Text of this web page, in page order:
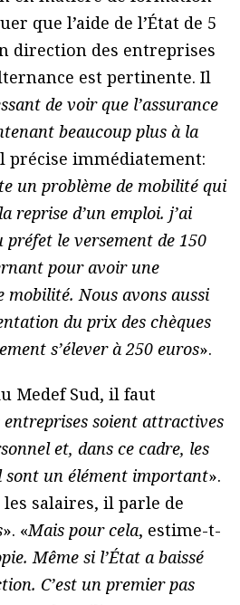
que l’aide de l’État de 5
direction des entreprises
est pertinente. Il
de voir que l’assurance
beaucoup plus à la
précise immédiatement:
un problème de mobilité qui
reprise d’un emploi. j’ai
préfet le versement de 150
pour avoir une
mobilité. Nous avons aussi
du prix des chèques
s’élever à 250 euros».
Medef Sud, il faut
entreprises soient attractives
et, dans ce cadre, les
un élément important».
salaires, il parle de
». «Mais pour cela, estime-t-
Même si l’État a baissé
C’est un premier pas